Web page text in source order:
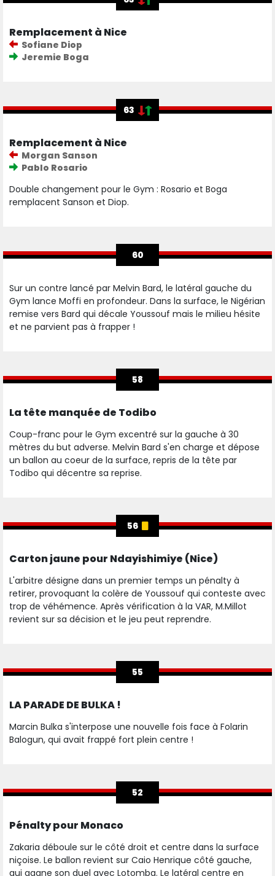
Remplacement à Nice
Sofiane Diop
Jeremie Boga
63
Remplacement à Nice
Morgan Sanson
Pablo Rosario
Double changement pour le Gym : Rosario et Boga
remplacent Sanson et Diop.
60
Sur un contre lancé par Melvin Bard, le latéral gauche du
Gym lance Moffi en profondeur. Dans la surface, le Nigérian
remise vers Bard qui décale Youssouf mais le milieu hésite
et ne parvient pas à frapper !
58
La tête manquée de Todibo
Coup-franc pour le Gym excentré sur la gauche à 30
mètres du but adverse. Melvin Bard s'en charge et dépose
un ballon au coeur de la surface, repris de la tête par
Todibo qui décentre sa reprise.
56
Carton jaune pour Ndayishimiye (Nice)
L'arbitre désigne dans un premier temps un pénalty à
retirer, provoquant la colère de Youssouf qui conteste avec
trop de véhémence. Après vérification à la VAR, M.Millot
revient sur sa décision et le jeu peut reprendre.
55
LA PARADE DE BULKA !
Marcin Bulka s'interpose une nouvelle fois face à Folarin
Balogun, qui avait frappé fort plein centre !
52
Pénalty pour Monaco
Zakaria déboule sur le côté droit et centre dans la surface
niçoise. Le ballon revient sur Caio Henrique côté gauche,
qui gagne son duel avec Lotomba. Le latéral centre en